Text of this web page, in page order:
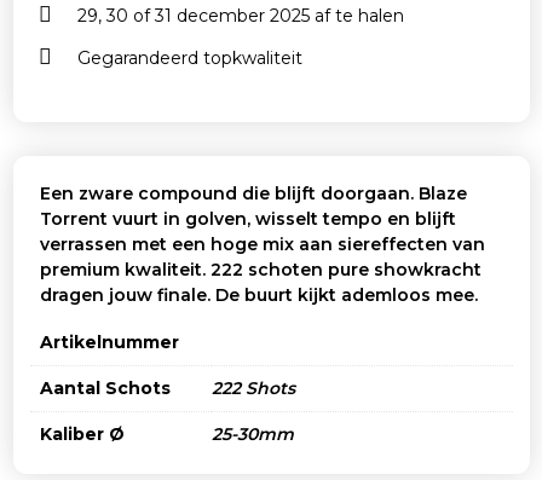
29, 30 of 31 december 2025 af te halen
Gegarandeerd topkwaliteit
Een zware compound die blijft doorgaan. Blaze
Torrent vuurt in golven, wisselt tempo en blijft
verrassen met een hoge mix aan siereffecten van
premium kwaliteit. 222 schoten pure showkracht
dragen jouw finale. De buurt kijkt ademloos mee.
Artikelnummer
Aantal Schots 222 Shots
Kaliber Ø 25-30mm